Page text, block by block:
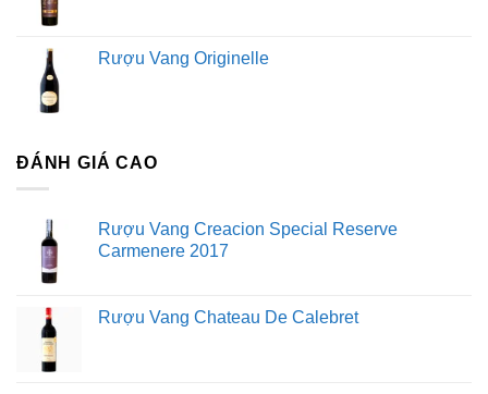
Rượu Vang Originelle
ĐÁNH GIÁ CAO
Rượu Vang Creacion Special Reserve
Carmenere 2017
Rượu Vang Chateau De Calebret